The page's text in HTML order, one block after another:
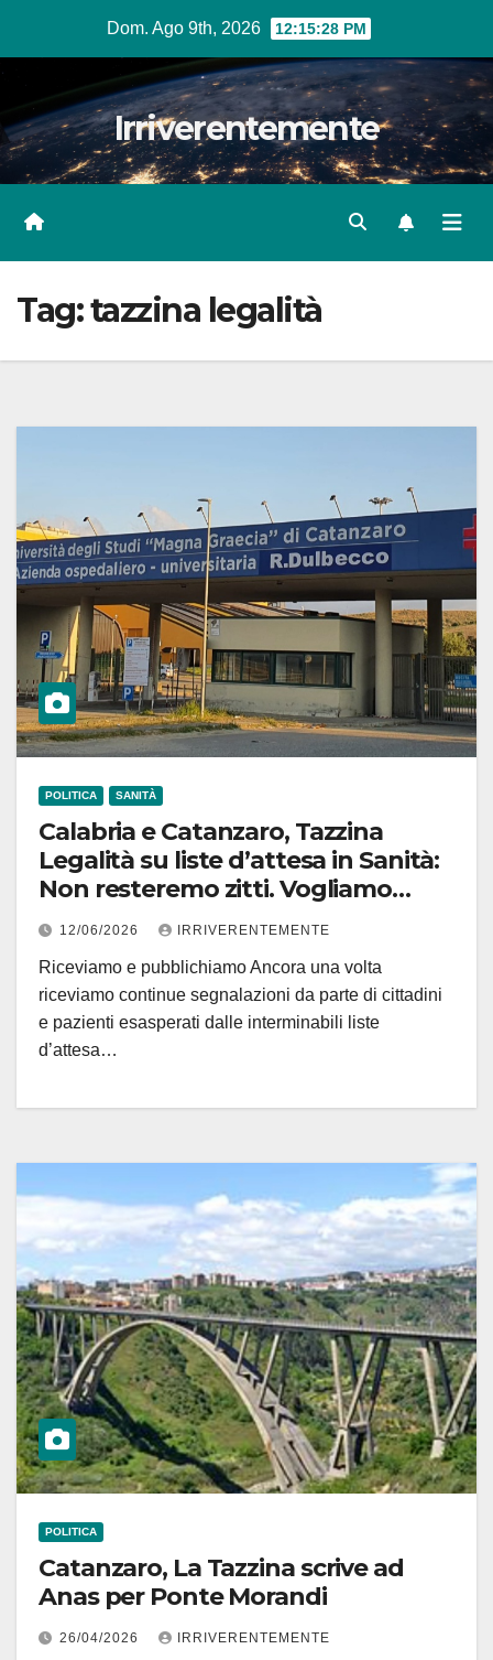
Dom. Ago 9th, 2026 12:15:31 PM
Irriverentemente
Tag:tazzina legalità
POLITICA SANITÀ
Calabria e Catanzaro, Tazzina
Legalità su liste d’attesa in Sanità:
Non resteremo zitti. Vogliamo
chiarezza da Occhiuto!
12/06/2026 IRRIVERENTEMENTE
Riceviamo e pubblichiamo Ancora una volta
riceviamo continue segnalazioni da parte di cittadini
e pazienti esasperati dalle interminabili liste
d’attesa…
POLITICA
Catanzaro, La Tazzina scrive ad
Anas per Ponte Morandi
26/04/2026 IRRIVERENTEMENTE